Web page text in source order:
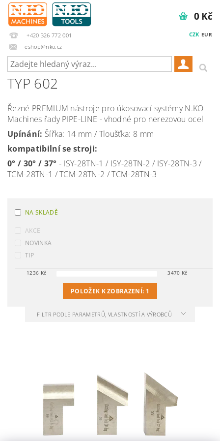
+420 326 772 001
eshop@nko.cz
CZK EUR
0 Kč
TYP 602
Řezné PREMIUM nástroje pro úkosovací systémy N.KO
Machines řady PIPE-LINE - vhodné pro nerezovou ocel
Upínání: Šířka: 14 mm / Tloušťka: 8 mm
kompatibilní se stroji:
0° / 30° / 37° - ISY-28TN-1 / ISY-28TN-2 / ISY-28TN-3 /
TCM-28TN-1 / TCM-28TN-2 / TCM-28TN-3
NA SKLADĚ
AKCE
NOVINKA
TIP
1236 Kč 3470 Kč
POLOŽEK K ZOBRAZENÍ: 1
FILTR PODLE PARAMETRŮ, VLASTNOSTÍ A VÝROBCŮ